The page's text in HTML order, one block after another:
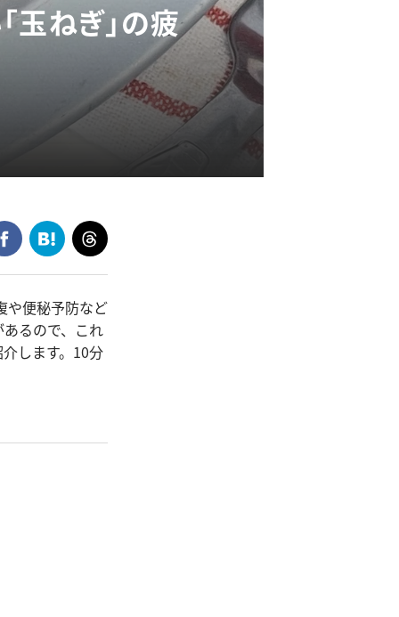
玉ねぎ」の疲
や便秘予防など
るので、これ
します。10分